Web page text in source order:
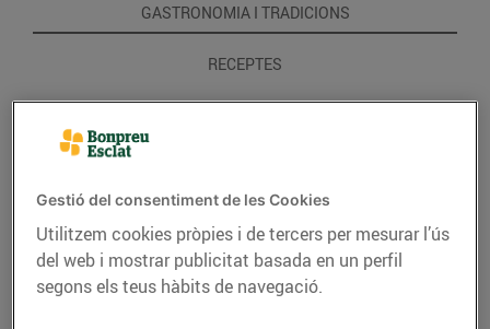
GASTRONOMIA I TRADICIONS
RECEPTES
Gestió del consentiment de les Cookies
Utilitzem cookies pròpies i de tercers per mesurar l’ús
del web i mostrar publicitat basada en un perfil
segons els teus hàbits de navegació.